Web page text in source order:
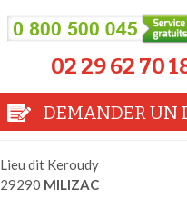
02 29 62 70
DEMANDER UN
Lieu dit Keroudy
29290 MILIZAC